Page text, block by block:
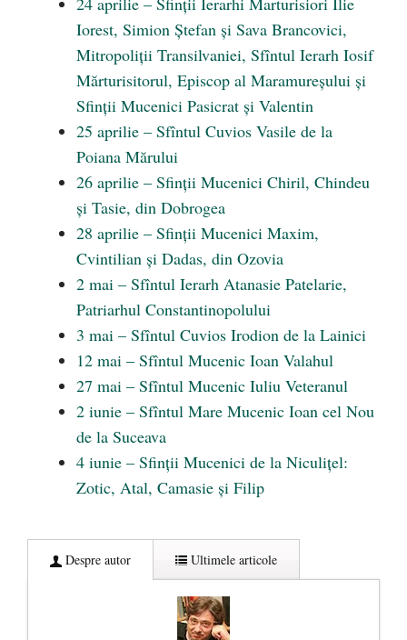
Iorest, Simion Ștefan și Sava Brancovici,
Mitropoliții Transilvaniei, Sfîntul Ierarh Iosif
Mărturisitorul, Episcop al Maramureșului și
Sfinții Mucenici Pasicrat și Valentin
25 aprilie – Sfîntul Cuvios Vasile de la
Poiana Mărului
26 aprilie – Sfinții Mucenici Chiril, Chindeu
și Tasie, din Dobrogea
28 aprilie – Sfinții Mucenici Maxim,
Cvintilian și Dadas, din Ozovia
2 mai – Sfîntul Ierarh Atanasie Patelarie,
Patriarhul Constantinopolului
3 mai – Sfîntul Cuvios Irodion de la Lainici
12 mai – Sfîntul Mucenic Ioan Valahul
27 mai – Sfîntul Mucenic Iuliu Veteranul
2 iunie – Sfîntul Mare Mucenic Ioan cel Nou
de la Suceava
4 iunie – Sfinții Mucenici de la Niculițel:
Zotic, Atal, Camasie și Filip
Despre autor Ultimele articole